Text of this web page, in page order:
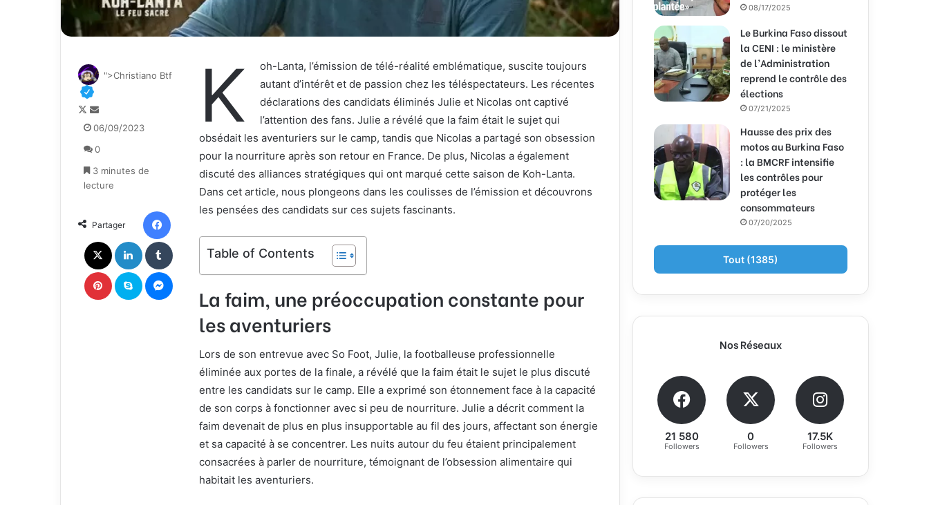
K
oh-Lanta, l’émission de télé-réalité emblématique, suscite toujours
autant d’intérêt et de passion chez les téléspectateurs. Les récentes
déclarations des candidats éliminés Julie et Nicolas ont captivé
l’attention des fans. Julie a révélé que la faim était le sujet qui
obsédait les aventuriers sur le camp, tandis que Nicolas a partagé son obsession
pour la nourriture après son retour en France. De plus, Nicolas a également
discuté des alliances stratégiques qui ont marqué cette saison de Koh-Lanta.
Dans cet article, nous plongeons dans les coulisses de l’émission et découvrons
les pensées des candidats sur ces sujets fascinants.
Table of Contents
La faim, une préoccupation constante pour
les aventuriers
Lors de son entrevue avec So Foot, Julie, la footballeuse professionnelle
éliminée aux portes de la finale, a révélé que la faim était le sujet le plus discuté
entre les candidats sur le camp. Elle a exprimé son étonnement face à la capacité
de son corps à fonctionner avec si peu de nourriture. Julie a décrit comment la
faim devenait de plus en plus insupportable au fil des jours, affectant son énergie
et sa capacité à se concentrer. Les nuits autour du feu étaient principalement
consacrées à parler de nourriture, témoignant de l’obsession alimentaire qui
habitait les aventuriers.
">Christiano Btf
F
o
l
o
w
X
n
o
y
e
n
c
o
u
r
r
06/09/2023
0
3 minutes de
lecture
Partager
08/17/2025
Le Burkina Faso dissout
la CENI : le ministère
de l’Administration
reprend le contrôle des
élections
07/21/2025
Hausse des prix des
motos au Burkina Faso
: la BMCRF intensifie
les contrôles pour
protéger les
consommateurs
07/20/2025
Tout (1385)
Nos Réseaux
21 580
Followers
0
Followers
17.5K
Followers